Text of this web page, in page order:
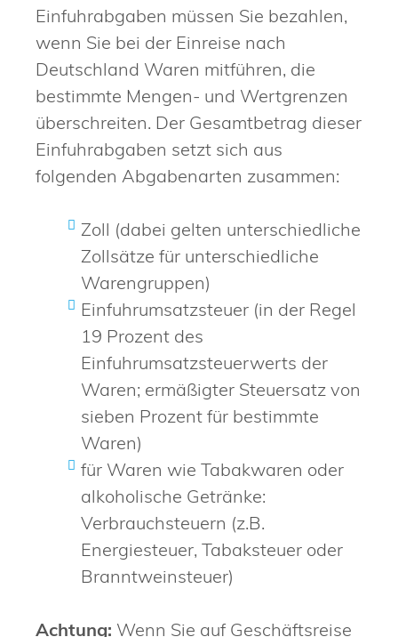
Einfuhrabgaben müssen Sie bezahlen,
wenn Sie bei der Einreise nach
Deutschland Waren mitführen, die
bestimmte Mengen- und Wertgrenzen
überschreiten. Der Gesamtbetrag dieser
Einfuhrabgaben setzt sich aus
folgenden Abgabenarten zusammen:
Zoll (dabei gelten unterschiedliche
Zollsätze für unterschiedliche
Warengruppen)
Einfuhrumsatzsteuer (in der Regel
19 Prozent des
Einfuhrumsatzsteuerwerts der
Waren; ermäßigter Steuersatz von
sieben Prozent für bestimmte
Waren)
für Waren wie Tabakwaren oder
alkoholische Getränke:
Verbrauchsteuern (z.B.
Energiesteuer, Tabaksteuer oder
Branntweinsteuer)
Achtung: Wenn Sie auf Geschäftsreise